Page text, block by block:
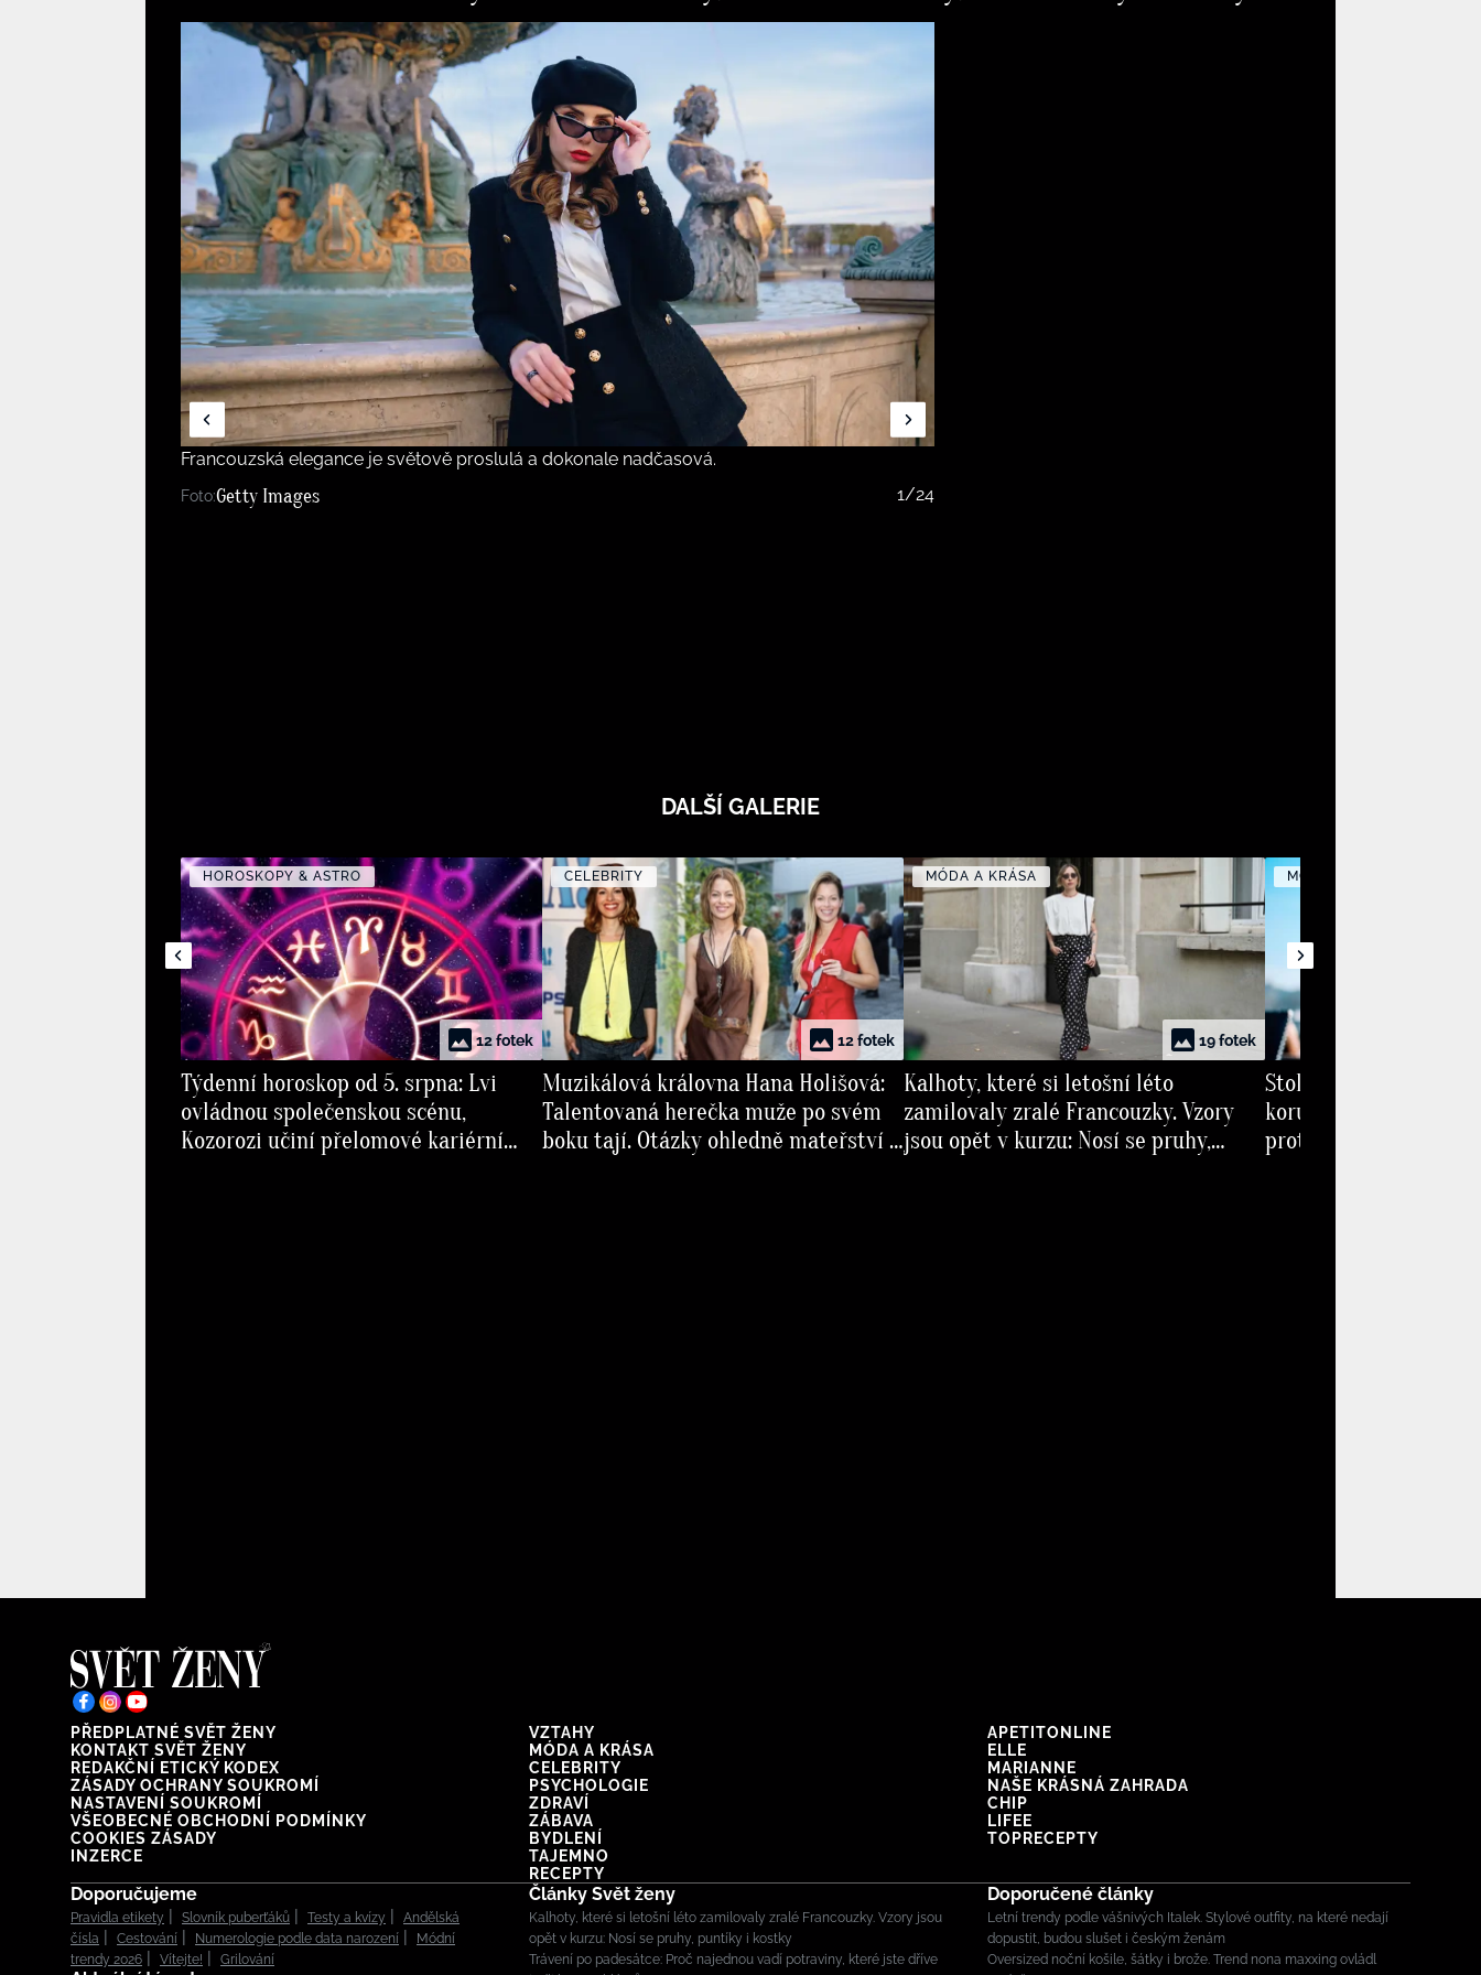
Francouzská elegance je světově proslulá a dokonale nadčasová.
Foto:Getty Images 1/24
DALŠÍ GALERIE
HOROSKOPY & ASTRO
12 fotek
Týdenní horoskop od 5. srpna: Lvi
ovládnou společenskou scénu,
Kozorozi učiní přelomové kariérní
CELEBRITY
12 fotek
Muzikálová královna Hana Holišová:
Talentovaná herečka muže po svém
boku tají. Otázky ohledně mateřství jí
MÓDA A KRÁSA
19 fotek
Kalhoty, které si letošní léto
zamilovaly zralé Francouzky. Vzory
jsou opět v kurzu: Nosí se pruhy,
MÓDA A KRÁSA
Stoletá mast na
korun pomůže podle
proti vráskám,
PŘEDPLATNÉ SVĚT ŽENY
KONTAKT SVĚT ŽENY
REDAKČNÍ ETICKÝ KODEX
ZÁSADY OCHRANY SOUKROMÍ
NASTAVENÍ SOUKROMÍ
VŠEOBECNÉ OBCHODNÍ PODMÍNKY
COOKIES ZÁSADY
INZERCE
VZTAHY
MÓDA A KRÁSA
CELEBRITY
PSYCHOLOGIE
ZDRAVÍ
ZÁBAVA
BYDLENÍ
TAJEMNO
RECEPTY
APETITONLINE
ELLE
MARIANNE
NAŠE KRÁSNÁ ZAHRADA
CHIP
LIFEE
TOPRECEPTY
Doporučujeme
Pravidla etikety Slovník puberťáků Testy a kvízy
Andělská
čísla
Cestování Numerologie podle data narození
Módní
trendy 2026
Vítejte! Grilování
Články Svět ženy
Kalhoty, které si letošní léto zamilovaly zralé Francouzky. Vzory jsou
opět v kurzu: Nosí se pruhy, puntíky i kostky
Trávení po padesátce: Proč najednou vadí potraviny, které jste dříve
Doporučené články
Letní trendy podle vášnivých Italek. Stylové outfity, na které nedají
dopustit, budou slušet i českým ženám
Oversized noční košile, šátky i brože. Trend nona maxxing ovládl